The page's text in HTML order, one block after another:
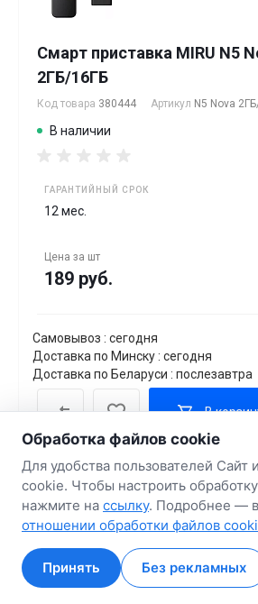
Главная Кабинет
Главная Кабинет
Смарт приставка MIRU N5
2ГБ/16ГБ
Код товара 380444 Артикул N5 Nova
В наличии
ГАРАНТИЙНЫЙ СРОК
12 мес.
Цена за шт
189 руб.
Самовывоз : сегодня
Доставка по Минску : сегодня
Доставка по Беларуси : послезавтра
В
Обработка файлов cookie
Для удобства пользователей Сайт
cookie. Чтобы настроить
нажмите на ссылку. Подробнее — в
отношении обработки файлов
Принять Без рекламных